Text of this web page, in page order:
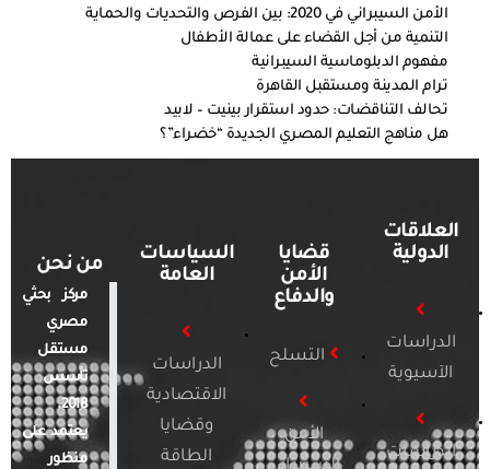
الأمن السيبراني في 2020: بين الفرص والتحديات والحماية
التنمية من أجل القضاء على عمالة الأطفال
مفهوم الدبلوماسية السيبرانية
ترام المدينة ومستقبل القاهرة
تحالف التناقضات: حدود استقرار بينيت – لابيد
هل مناهج التعليم المصري الجديدة “خضراء”؟
العلاقات
الدولية
الدراسات
الآسيوية
الدراسات
قضايا
الأمن
والدفاع
التسلح
الأمن
السياسات
العامة
الدراسات
الاقتصادية
وقضايا
الطاقة
من نحن
مركز بحثي
مصري
مستقل
تأسس
2018.
يعتمد على
منظور